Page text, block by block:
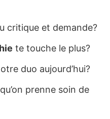
critique et demande?
te touche le plus?
duo aujourd’hui?
prenne soin de